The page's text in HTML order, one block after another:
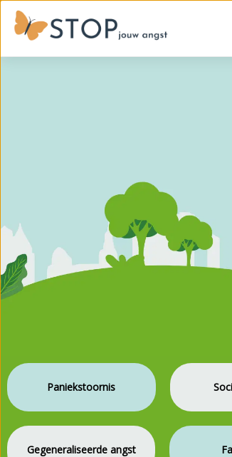
Paniekstoornis
Gegeneraliseerde angst